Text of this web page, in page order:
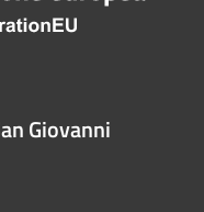
Giovanni